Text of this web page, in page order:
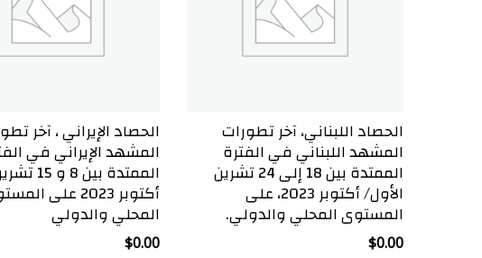
الحصاد اللبناني، آخر تطورات
المشهد اللبناني في الفترة
الممتدة بين 18 إلى 24 تشرين
الأول/ أكتوبر 2023، على
المستوى المحلي والدولي.
$0.00
الحصاد الإيراني ، آخر
المشهد الإيراني في
الممتدة
أكتوبر 2023 على
المحلي والدولي
$0.00